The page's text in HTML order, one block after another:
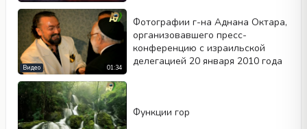
01:34
Видео
Фотографии г-на Аднана Октара,
организовавшего пресс-
конференцию с израильской
делегацией 20 января 2010 года
Функции гор